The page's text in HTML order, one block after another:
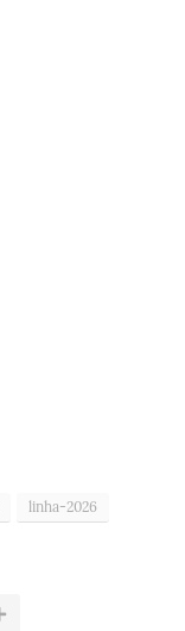
linha-2026